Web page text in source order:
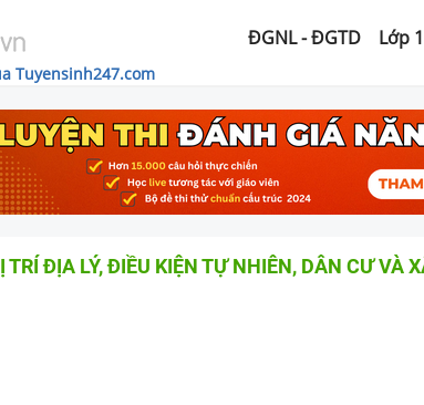
Tuyensinh247.com
ĐGNL - ĐGTD Lớp
TRÍ ĐỊA LÝ, ĐIỀU KIỆN TỰ NHIÊN, DÂN CƯ VÀ